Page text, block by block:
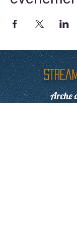
STREAM
Arche